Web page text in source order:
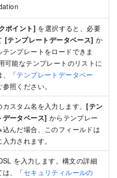
ポイント] を選択すると、必要
[テンプレートデータベース] か
テンプレートをロードできま
可能なテンプレートのリストに
、「テンプレートデータベー
参照ください。
カスタム名を入力します。 [テン
データベース] からテンプレー
込んだ場合、このフィールドは
力されます。
を入力します。構文の詳細
は、「セキュリティルールの